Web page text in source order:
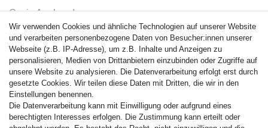
Casio Armband
Festina Armband
Citizen Armband
M. Lacroix Armband
J. Lemans Armband
Uhrenarmbänder - Alle
Sicherheit
Wir verwenden Cookies und ähnliche Technologien auf unserer Website
und verarbeiten personenbezogene Daten von Besucher:innen unserer
Webseite (z.B. IP-Adresse), um z.B. Inhalte und Anzeigen zu
personalisieren, Medien von Drittanbietern einzubinden oder Zugriffe auf
unsere Website zu analysieren. Die Datenverarbeitung erfolgt erst durch
gesetzte Cookies. Wir teilen diese Daten mit Dritten, die wir in den
Einstellungen benennen.
Die Datenverarbeitung kann mit Einwilligung oder aufgrund eines
berechtigten Interesses erfolgen. Die Zustimmung kann erteilt oder